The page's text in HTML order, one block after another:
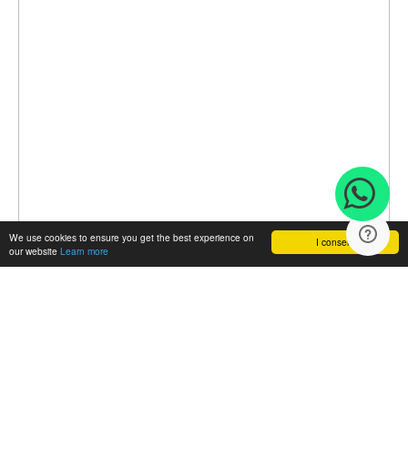
I consent
We use cookies to ensure you get the best experience on
our website Learn more